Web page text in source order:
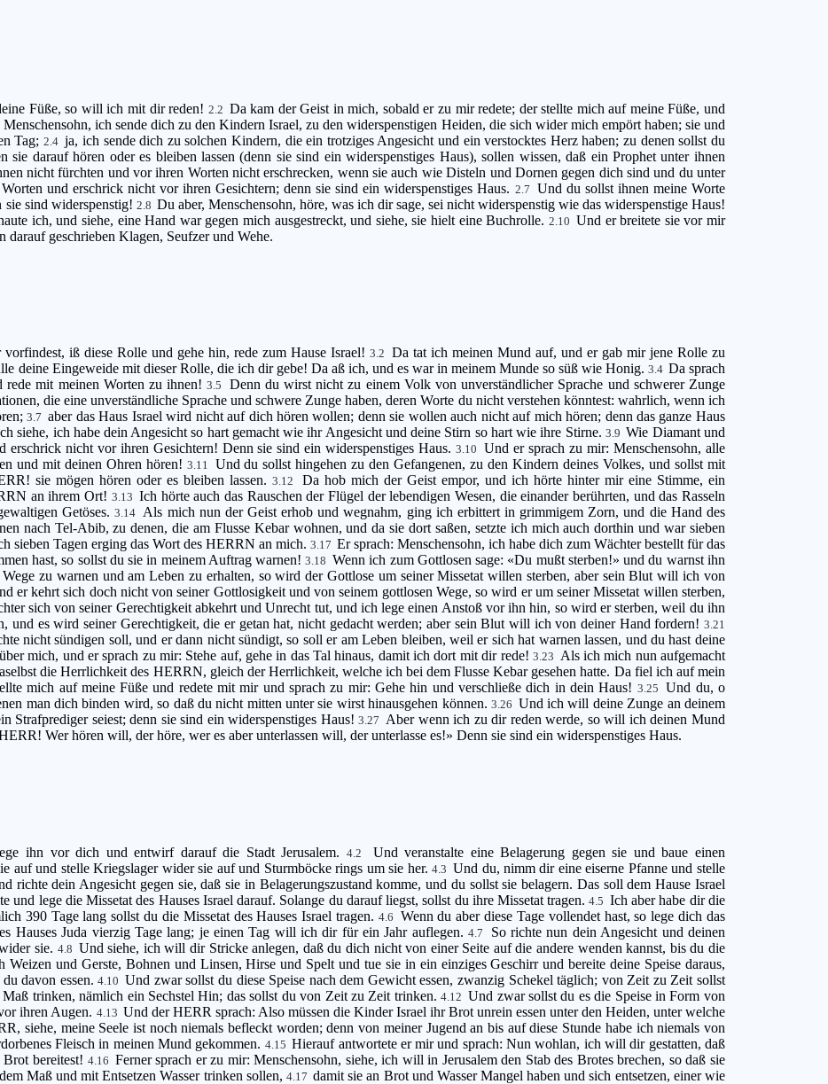
Füße, so will ich mit dir reden! 2.2 Da kam der Geist in mich, sobald er zu mir redete; der stellte mich auf meine Füße, und
ich sende dich zu den Kindern Israel, zu den widerspenstigen Heiden, die sich wider mich empört haben; sie und
Tag;2.4 ja, ich sende dich zu solchen Kindern, die ein trotziges Angesicht und ein verstocktes Herz haben; zu denen sollst du
sie darauf hören oder es bleiben lassen (denn sie sind ein widerspenstiges Haus), sollen wissen, daß ein Prophet unter ihnen
nicht fürchten und vor ihren Worten nicht erschrecken, wenn sie auch wie Disteln und Dornen gegen dich sind und du unter
und erschrick nicht vor ihren Gesichtern; denn sie sind ein widerspenstiges Haus. 2.7 Und du sollst ihnen meine Worte
sie sind widerspenstig! 2.8 Du aber, Menschensohn, höre, was ich dir sage, sei nicht widerspenstig wie das widerspenstige Haus!
ich, und siehe, eine Hand war gegen mich ausgestreckt, und siehe, sie hielt eine Buchrolle. 2.10 Und er breitete sie vor mir
darauf geschrieben Klagen, Seufzer und Wehe.
iß diese Rolle und gehe hin, rede zum Hause Israel!3.2
Da tat ich meinen Mund auf, und er gab mir jene Rolle zu
deine Eingeweide mit dieser Rolle, die ich dir gebe! Da aß ich, und es war in meinem Munde so süß wie Honig. 3.4 Da sprach
rede mit meinen Worten zu ihnen!3.5
Denn du wirst nicht zu einem Volk von unverständlicher Sprache und schwerer Zunge
die eine unverständliche Sprache und schwere Zunge haben, deren Worte du nicht verstehen könntest: wahrlich, wenn ich
3.7 aber das Haus Israel wird nicht auf dich hören wollen; denn sie wollen auch nicht auf mich hören; denn das ganze Haus
siehe, ich habe dein Angesicht so hart gemacht wie ihr Angesicht und deine Stirn so hart wie ihre Stirne. 3.9 Wie Diamant und
erschrick nicht vor ihren Gesichtern! Denn sie sind ein widerspenstiges Haus.3.10
Und er sprach zu mir: Menschensohn, alle
und mit deinen Ohren hören! 3.11 Und du sollst hingehen zu den Gefangenen, zu den Kindern deines Volkes, und sollst mit
sie mögen hören oder es bleiben lassen.3.12
Da hob mich der Geist empor, und ich hörte hinter mir eine Stimme, ein
an ihrem Ort! 3.13 Ich hörte auch das Rauschen der Flügel der lebendigen Wesen, die einander berührten, und das Rasseln
Getöses.3.14 Als mich nun der Geist erhob und wegnahm, ging ich erbittert in grimmigem Zorn, und die Hand des
nach Tel-Abib, zu denen, die am Flusse Kebar wohnen, und da sie dort saßen, setzte ich mich auch dorthin und war sieben
sieben Tagen erging das Wort des HERRN an mich. 3.17 Er sprach: Menschensohn, ich habe dich zum Wächter bestellt für das
hast, so sollst du sie in meinem Auftrag warnen!3.18 Wenn ich zum Gottlosen sage: «Du mußt sterben!» und du warnst ihn
zu warnen und am Leben zu erhalten, so wird der Gottlose um seiner Missetat willen sterben, aber sein Blut will ich von
er kehrt sich doch nicht von seiner Gottlosigkeit und von seinem gottlosen Wege, so wird er um seiner Missetat willen sterben,
sich von seiner Gerechtigkeit abkehrt und Unrecht tut, und ich lege einen Anstoß vor ihn hin, so wird er sterben, weil du ihn
und es wird seiner Gerechtigkeit, die er getan hat, nicht gedacht werden; aber sein Blut will ich von deiner Hand fordern! 3.21
nicht sündigen soll, und er dann nicht sündigt, so soll er am Leben bleiben, weil er sich hat warnen lassen, und du hast deine
mich, und er sprach zu mir: Stehe auf, gehe in das Tal hinaus, damit ich dort mit dir rede! 3.23 Als ich mich nun aufgemacht
die Herrlichkeit des HERRN, gleich der Herrlichkeit, welche ich bei dem Flusse Kebar gesehen hatte. Da fiel ich auf mein
mich auf meine Füße und redete mit mir und sprach zu mir: Gehe hin und verschließe dich in dein Haus! 3.25
Und du, o
man dich binden wird, so daß du nicht mitten unter sie wirst hinausgehen können. 3.26 Und ich will deine Zunge an deinem
Strafprediger seiest; denn sie sind ein widerspenstiges Haus!3.27 Aber wenn ich zu dir reden werde, so will ich deinen Mund
Wer hören will, der höre, wer es aber unterlassen will, der unterlasse es!» Denn sie sind ein widerspenstiges Haus.
ihn vor dich und entwirf darauf die Stadt Jerusalem. 4.2
Und veranstalte eine Belagerung gegen sie und baue einen
auf und stelle Kriegslager wider sie auf und Sturmböcke rings um sie her.4.3 Und du, nimm dir eine eiserne Pfanne und stelle
richte dein Angesicht gegen sie, daß sie in Belagerungszustand komme, und du sollst sie belagern. Das soll dem Hause Israel
und lege die Missetat des Hauses Israel darauf. Solange du darauf liegst, sollst du ihre Missetat tragen.4.5 Ich aber habe dir die
390 Tage lang sollst du die Missetat des Hauses Israel tragen. 4.6 Wenn du aber diese Tage vollendet hast, so lege dich das
Hauses Juda vierzig Tage lang; je einen Tag will ich dir für ein Jahr auflegen.4.7
So richte nun dein Angesicht und deinen
sie. 4.8 Und siehe, ich will dir Stricke anlegen, daß du dich nicht von einer Seite auf die andere wenden kannst, bis du die
Weizen und Gerste, Bohnen und Linsen, Hirse und Spelt und tue sie in ein einziges Geschirr und bereite deine Speise daraus,
davon essen.4.10 Und zwar sollst du diese Speise nach dem Gewicht essen, zwanzig Schekel täglich; von Zeit zu Zeit sollst
Maß trinken, nämlich ein Sechstel Hin; das sollst du von Zeit zu Zeit trinken.4.12 Und zwar sollst du es die Speise in Form von
ihren Augen. 4.13 Und der HERR sprach: Also müssen die Kinder Israel ihr Brot unrein essen unter den Heiden, unter welche
siehe, meine Seele ist noch niemals befleckt worden; denn von meiner Jugend an bis auf diese Stunde habe ich niemals von
Fleisch in meinen Mund gekommen. 4.15 Hierauf antwortete er mir und sprach: Nun wohlan, ich will dir gestatten, daß
bereitest! 4.16 Ferner sprach er zu mir: Menschensohn, siehe, ich will in Jerusalem den Stab des Brotes brechen, so daß sie
Maß und mit Entsetzen Wasser trinken sollen, 4.17 damit sie an Brot und Wasser Mangel haben und sich entsetzen, einer wie